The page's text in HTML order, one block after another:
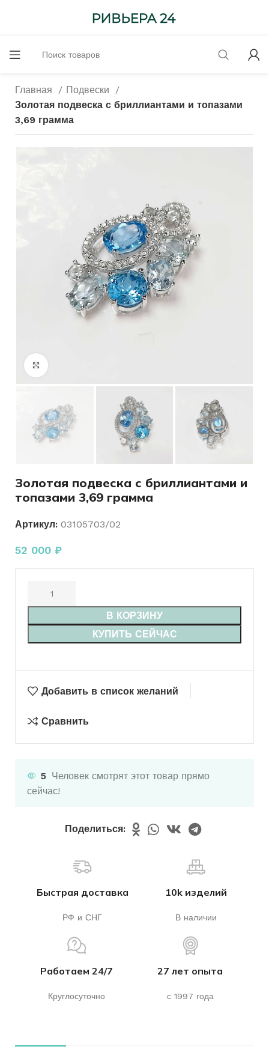
Главная
Подвески
Золотая подвеска с бриллиантами и топазами
3,69 грамма
Золотая подвеска с бриллиантами и
топазами 3,69 грамма
Артикул: 03105703/02
52 000 ₽
В КОРЗИНУ
КУПИТЬ СЕЙЧАС
Добавить в список желаний
Сравнить
5 Человек смотрят этот товар прямо
сейчас!
Поделиться:
Быстрая доставка
РФ и СНГ
10k изделий
В наличии
Работаем 24/7
Круглосуточно
27 лет опыта
с 1997 года